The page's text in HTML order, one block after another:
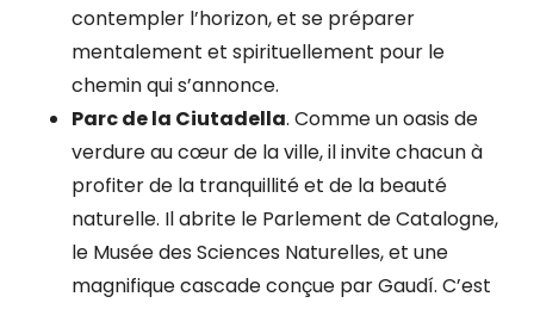
contempler l’horizon, et se préparer
mentalement et spirituellement pour le
chemin qui s’annonce.
Parc de la Ciutadella. Comme un oasis de
verdure au cœur de la ville, il invite chacun à
profiter de la tranquillité et de la beauté
naturelle. Il abrite le Parlement de Catalogne,
le Musée des Sciences Naturelles, et une
magnifique cascade conçue par Gaudí. C’est